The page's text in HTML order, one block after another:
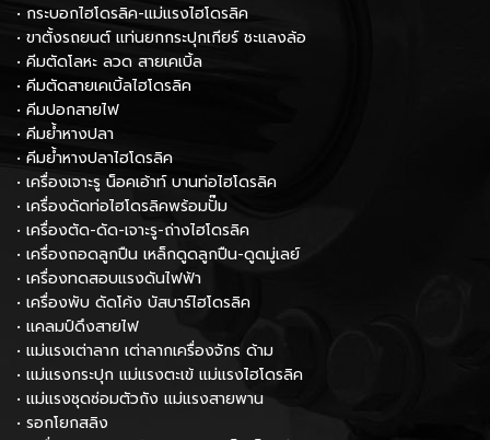
• กระบอกไฮโดรลิค-แม่แรงไฮโดรลิค
• ขาตั้งรถยนต์ แท่นยกกระปุกเกียร์ ชะแลงล้อ
• คีมตัดโลหะ ลวด สายเคเบิ้ล
• คีมตัดสายเคเบิ้ลไฮโดรลิค
• คีมปอกสายไฟ
• คีมย้ำหางปลา
• คีมย้ำหางปลาไฮโดรลิค
• เครื่องเจาะรู น็อคเอ้าท์ บานท่อไฮโดรลิค
• เครื่องดัดท่อไฮโดรลิคพร้อมปั๊ม
• เครื่องตัด-ดัด-เจาะรู-ถ่างไฮโดรลิค
• เครื่องถอดลูกปืน เหล็กดูดลูกปืน-ดูดมู่เลย์
• เครื่องทดสอบแรงดันไฟฟ้า
• เครื่องพับ ดัดโค้ง บัสบาร์ไฮโดรลิค
• แคลมป์ดึงสายไฟ
• แม่แรงเต่าลาก เต่าลากเครื่องจักร ด้าม
• แม่แรงกระปุก แม่แรงตะเข้ แม่แรงไฮโดรลิค
• แม่แรงชุดซ่อมตัวถัง แม่แรงสายพาน
• รอกโยกสลิง